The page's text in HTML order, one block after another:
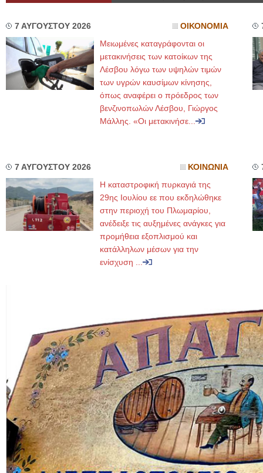
7 ΑΥΓΟΥΣΤΟΥ 2026 ΟΙΚΟΝΟΜΙΑ
Μειωμένες καταγράφονται οι
μετακινήσεις των κατοίκων της
Λέσβου λόγω των υψηλών τιμών
των υγρών καυσίμων κίνησης,
όπως αναφέρει ο πρόεδρος των
βενζινοπωλών Λέσβου, Γιώργος
Μάλλης. «Οι μετακινήσε...
7 ΑΥΓΟΥΣΤΟΥ 2026 ΚΟΙΝΩΝΙΑ
Η καταστροφική πυρκαγιά της
29ης Ιουλίου εε που εκδηλώθηκε
στην περιοχή του Πλωμαρίου,
ανέδειξε τις αυξημένες ανάγκες για
προμήθεια εξοπλισμού και
κατάλληλων μέσων για την
ενίσχυση ...